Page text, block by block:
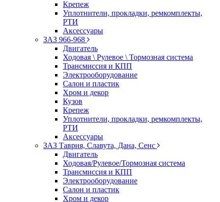
Крепеж
Уплотнители, прокладки, ремкомплекты,
РТИ
Аксессуары
ЗАЗ 966-968
Двигатель
Ходовая \ Рулевое \ Тормозная система
Трансмиссия и КПП
Электрооборудование
Салон и пластик
Хром и декор
Кузов
Крепеж
Уплотнители, прокладки, ремкомплекты,
РТИ
Аксессуары
ЗАЗ Таврия, Славута, Дана, Сенс
Двигатель
Ходовая/Рулевое/Тормозная система
Трансмиссия и КПП
Электрооборудование
Салон и пластик
Хром и декор